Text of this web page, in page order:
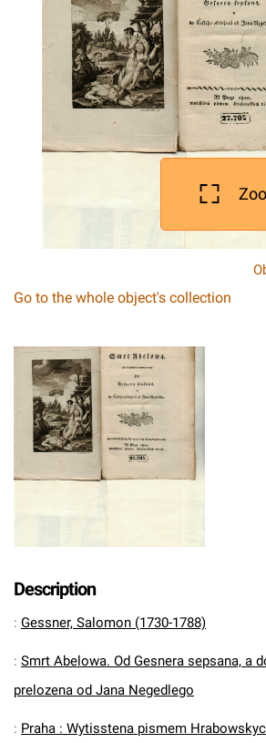
Go to the whole object's collection
Description
: Gessner, Salomon (1730-1788)
: Smrt Abelowa. Od Gesnera sepsana, a
prelozena od Jana Negedlego
: Praha : Wytisstena pismem